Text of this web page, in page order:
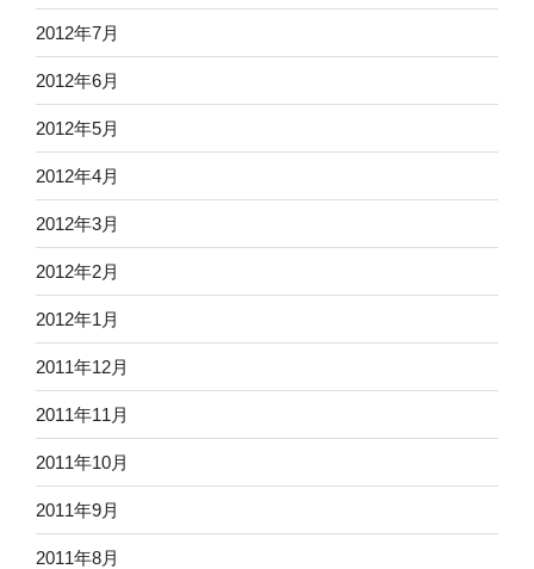
2012年7月
2012年6月
2012年5月
2012年4月
2012年3月
2012年2月
2012年1月
2011年12月
2011年11月
2011年10月
2011年9月
2011年8月